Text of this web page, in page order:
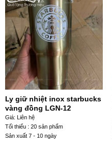
Ly giữ nhiệt inox starbucks
vàng đồng LGN-12
Giá: Liên hệ
Tối thiểu : 20 sản phẩm
Sản xuất 7 - 10 ngày